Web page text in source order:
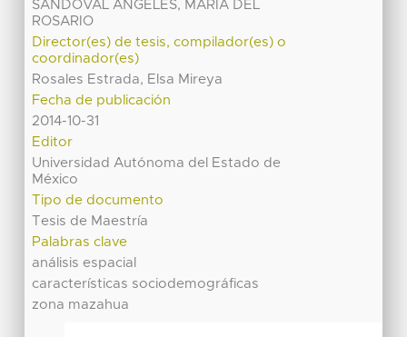
SANDOVAL ANGELES, MARIA DEL
ROSARIO
Director(es) de tesis, compilador(es) o
coordinador(es)
Rosales Estrada, Elsa Mireya
Fecha de publicación
2014-10-31
Editor
Universidad Autónoma del Estado de
México
Tipo de documento
Tesis de Maestría
Palabras clave
análisis espacial
características sociodemográficas
zona mazahua